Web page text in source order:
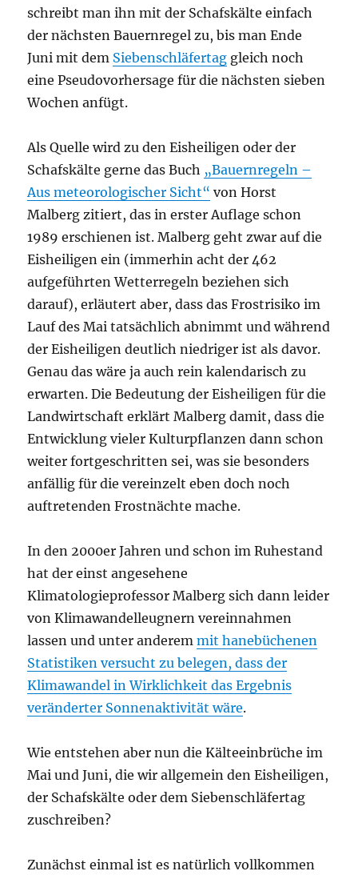
schreibt man ihn mit der Schafskälte einfach
der nächsten Bauernregel zu, bis man Ende
Juni mit dem Siebenschläfertag gleich noch
eine Pseudovorhersage für die nächsten sieben
Wochen anfügt.
Als Quelle wird zu den Eisheiligen oder der
Schafskälte gerne das Buch „Bauernregeln –
Aus meteorologischer Sicht“ von Horst
Malberg zitiert, das in erster Auflage schon
1989 erschienen ist. Malberg geht zwar auf die
Eisheiligen ein (immerhin acht der 462
aufgeführten Wetterregeln beziehen sich
darauf), erläutert aber, dass das Frostrisiko im
Lauf des Mai tatsächlich abnimmt und während
der Eisheiligen deutlich niedriger ist als davor.
Genau das wäre ja auch rein kalendarisch zu
erwarten. Die Bedeutung der Eisheiligen für die
Landwirtschaft erklärt Malberg damit, dass die
Entwicklung vieler Kulturpflanzen dann schon
weiter fortgeschritten sei, was sie besonders
anfällig für die vereinzelt eben doch noch
auftretenden Frostnächte mache.
In den 2000er Jahren und schon im Ruhestand
hat der einst angesehene
Klimatologieprofessor Malberg sich dann leider
von Klimawandelleugnern vereinnahmen
lassen und unter anderemmit hanebüchenen
Statistiken versucht zu belegen, dass der
Klimawandel in Wirklichkeit das Ergebnis
veränderter Sonnenaktivität wäre.
Wie entstehen aber nun die Kälteeinbrüche im
Mai und Juni, die wir allgemein den Eisheiligen,
der Schafskälte oder dem Siebenschläfertag
zuschreiben?
Zunächst einmal ist es natürlich vollkommen